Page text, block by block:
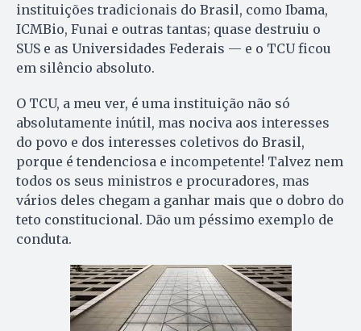
instituições tradicionais do Brasil, como Ibama,
ICMBio, Funai e outras tantas; quase destruiu o
SUS e as Universidades Federais — e o TCU ficou
em silêncio absoluto.
O TCU, a meu ver, é uma instituição não só
absolutamente inútil, mas nociva aos interesses
do povo e dos interesses coletivos do Brasil,
porque é tendenciosa e incompetente! Talvez nem
todos os seus ministros e procuradores, mas
vários deles chegam a ganhar mais que o dobro do
teto constitucional. Dão um péssimo exemplo de
conduta.